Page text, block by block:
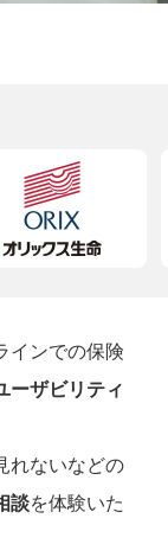
インでの保険
ーザビリティ
れないなどの
談を体験いた